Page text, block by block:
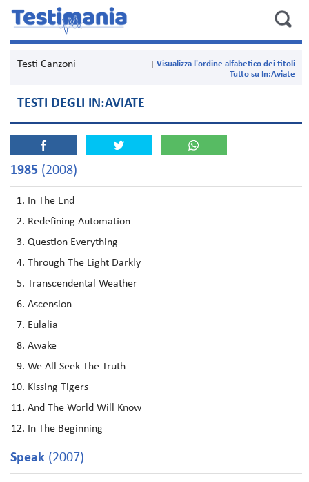
Testi Canzoni
Visualizza l'ordine alfabetico dei titoli
Tutto su In:Aviate
TESTI DEGLI IN:AVIATE
1985 (2008)
In The End
Redefining Automation
Question Everything
Through The Light Darkly
Transcendental Weather
Ascension
Eulalia
Awake
We All Seek The Truth
Kissing Tigers
And The World Will Know
In The Beginning
Speak (2007)